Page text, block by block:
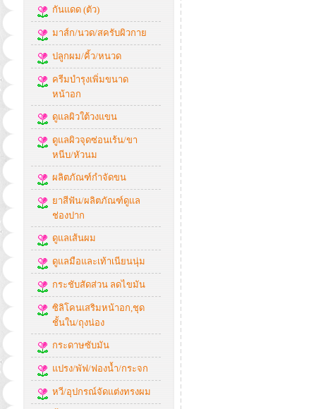
กันแดด (ตัว)
มาส์ก/นวด/สครับผิวกาย
ปลูกผม/คิ้ว/หนวด
ครีมบำรุงเพิ่มขนาด
หน้าอก
ดูแลผิวใต้วงแขน
ดูแลผิวจุดซ่อนเร้น/ขา
หนีบ/หัวนม
ผลิตภัณฑ์กำจัดขน
ยาสีฟัน/ผลิตภัณฑ์ดูแล
ช่องปาก
ดูแลเส้นผม
ดูแลมือและเท้าเนียนนุ่ม
กระชับสัดส่วน ลดไขมัน
ซิลิโคนเสริมหน้าอก,ชุด
ชั้นใน/ถุงน่อง
กระดาษซับมัน
แปรง/พัฟ/ฟองน้ำ/กระจก
หวี/อุปกรณ์จัดแต่งทรงผม